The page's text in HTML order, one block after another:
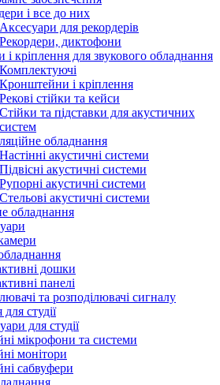
і все до них
Аксесуари для рекордерів
Рекордери, диктофони
і кріплення для звукового обладнання
Комплектуючі
Кронштейни і кріплення
Рекові стійки та кейси
Стійки та підставки для акустичних
систем
обладнання
Настінні акустичні системи
Підвісні акустичні системи
Рупорні акустичні системи
Стельові акустичні системи
обладнання
дошки
панелі
та розподілювачі сигналу
студії
для студії
мікрофони та системи
монітори
сабвуфери